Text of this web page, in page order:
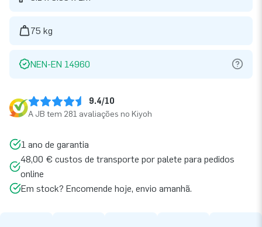
75 kg
NEN-EN 14960
9.4/10
A JB tem 281 avaliações no Kiyoh
1 ano de garantia
48,00 € custos de transporte por palete para pedidos
online
Em stock? Encomende hoje, envio amanhã.